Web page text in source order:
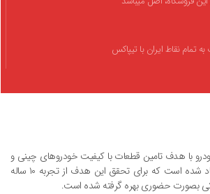
تمام نقاط ایران با تیپاکس
با هدف تامین قطعات با کیفیت خودروهای چینی و
ایرانی و قیمت رقابتی ایجاد شده است که برای تحقق این هدف از تجربه ۱۰ ساله
بصورت حضوری بهره گرفته شده است.